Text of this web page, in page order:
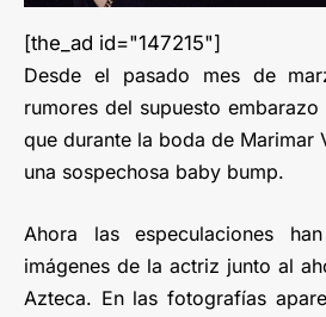
[the_ad id="147215"]
Desde el pasado mes de
rumores del supuesto embarazo
que durante la boda de Marimar
una sospechosa baby bump.
Ahora las especulaciones
imágenes de la actriz junto al
Azteca. En las fotografías